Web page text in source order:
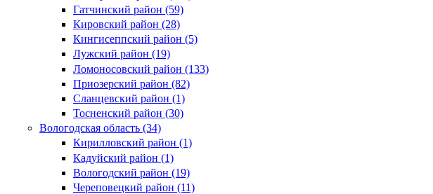
Гатчинский район (59)
Кировский район (28)
Кингисеппский район (5)
Лужский район (19)
Ломоносовский район (133)
Приозерский район (82)
Сланцевский район (1)
Тосненский район (30)
Вологодская область (34)
Кирилловский район (1)
Кадуйский район (1)
Вологодский район (19)
Череповецкий район (11)